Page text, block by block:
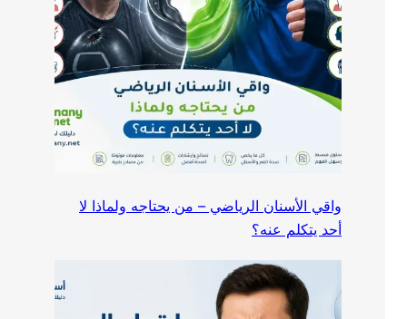
واقي الأسنان الرياضي – من يحتاجه ولماذا لا
أحد يتكلم عنه؟